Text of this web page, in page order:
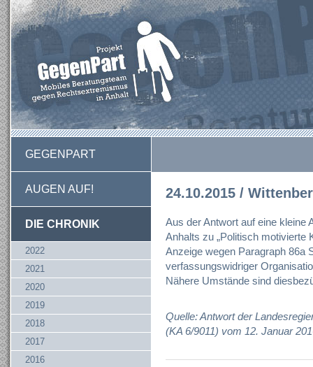
GEGENPART
AUGEN AUF!
DIE CHRONIK
2022
2021
2020
2019
2018
2017
2016
24.10.2015 /
Aus der Antwort auf eine kleine
Anhalts zu „Politisch motivierte
Anzeige wegen Paragraph 86a
verfassungswidriger
Nähere Umstände sind
Quelle: Antwort der
(KA 6/9011) vom 12. Januar